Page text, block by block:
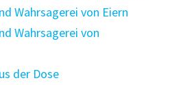
Wahrsagerei von Eiern
Wahrsagerei von
der Dose